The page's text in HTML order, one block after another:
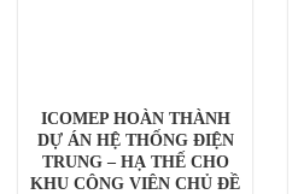
ICOMEP HOÀN THÀNH
DỰ ÁN HỆ THỐNG ĐIỆN
TRUNG – HẠ THẾ CHO
KHU CÔNG VIÊN CHỦ ĐỀ